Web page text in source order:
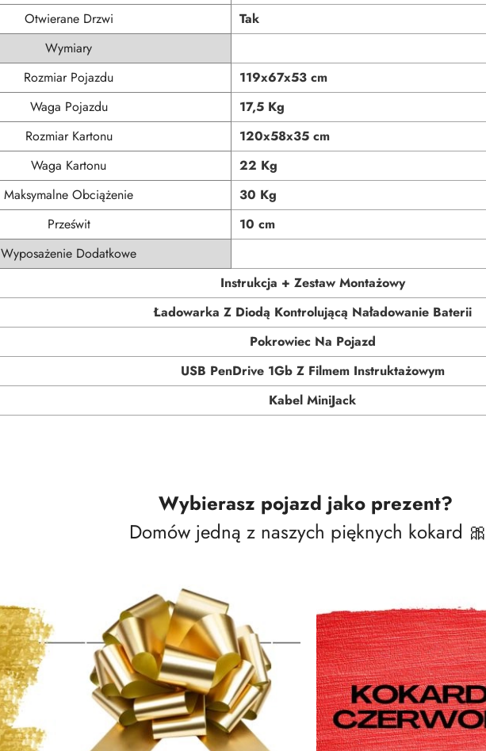
Otwierane Drzwi
Tak
Wymiary
Rozmiar Pojazdu
119x67x53 cm
Waga Pojazdu
17,5 Kg
Rozmiar Kartonu
120x58x35 cm
Waga Kartonu
22 Kg
Maksymalne Obciążenie
30 Kg
Prześwit
10 cm
Wyposażenie Dodatkowe
Instrukcja + Zestaw Montażowy
Ładowarka Z Diodą Kontrolującą Naładowanie Baterii
Pokrowiec Na Pojazd
USB PenDrive 1Gb Z Filmem Instruktażowym
Kabel MiniJack
Wybierasz pojazd jako prezent?
Domów jedną z naszych pięknych kokard